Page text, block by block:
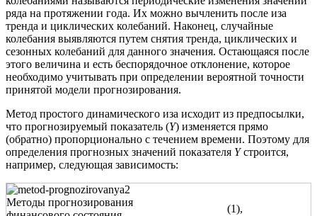
ряда на протяжении года. Их можно вычленить после иза
тренда и циклических колебаний. Наконец, случайные
колебания выявляются путем снятия тренда, циклических и
сезонных колебаний для данного значения. Остающаяся после
этого величина и есть беспорядочное отклонение, которое
необходимо учитывать при определении вероятной точности
принятой модели прогнозирования.
Метод простого динамического иза исходит из предпосылки,
что прогнозируемый показатель (Y) изменяется прямо
(обратно) пропорционально с течением времени. Поэтому для
определения прогнозных значений показателя Yстроится,
например, следующая зависимость:
(1),